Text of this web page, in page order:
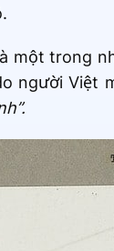
một trong
người Việt